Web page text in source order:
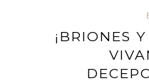
¡BRIONES